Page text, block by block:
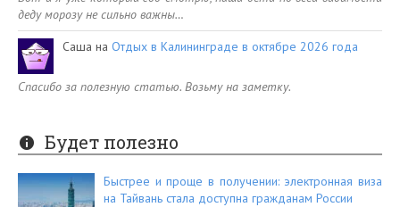
деду морозу не сильно важны…
Саша на Отдых в Калининграде в октябре 2026 года
Спасибо за полезную статью. Возьму на заметку.
Будет полезно
Быстрее и проще в получении: электронная виза
на Тайвань стала доступна гражданам России